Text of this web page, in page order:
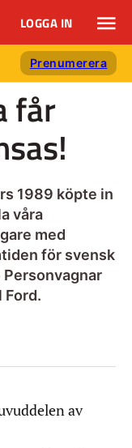
LOGGA IN
Prenumerera
får
1989 köpte in
våra
med
för svensk
Ford.
av